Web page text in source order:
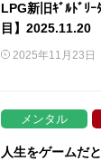
LPG新旧ｷﾞﾙﾄﾞﾘｰ
目】2025.11.20
2025年11月23日
メンタル
人生をゲームだ